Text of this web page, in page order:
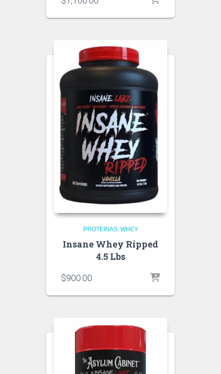
PROTEINAS WHEY
Insane Whey Ripped
4.5 Lbs
$900.00